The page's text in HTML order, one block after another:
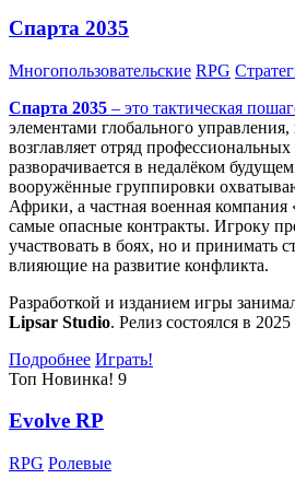
Спарта 2035
Многопользовательские RPG
Спарта 2035 – это тактическая
элементами глобального
возглавляет отряд
разворачивается в недалёком
вооружённые группировки
Африки, а частная военная компания
самые опасные контракты. Игроку
участвовать в боях, но и принимать
влияющие на развитие конфликта.
Разработкой и изданием игры
Lipsar Studio. Релиз состоялся в 2025
Подробнее Играть!
Топ Новинка! 9
Evolve RP
RPG Ролевые